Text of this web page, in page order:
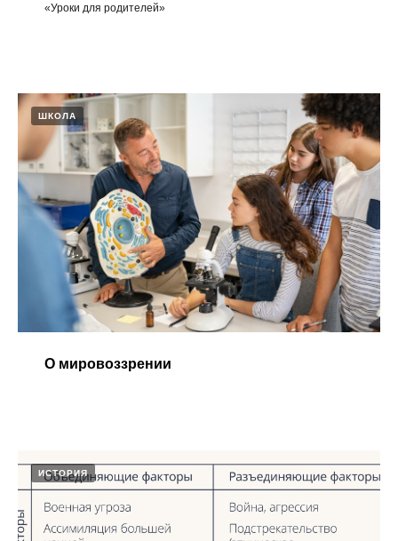
«Уроки для родителей»
ШКОЛА
О мировоззрении
ИСТОРИЯ